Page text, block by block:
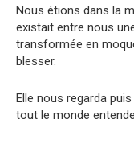
Nous étions dans la
existait entre nous
transformée en
blesser.
Elle nous regarda
tout le monde